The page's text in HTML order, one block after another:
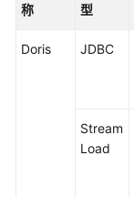
过
称
型
Doris JDBC
Stream
Load